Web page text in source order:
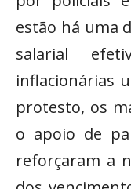
estão há uma
salarial
inflacionárias
protesto, os
o apoio de
reforçaram a